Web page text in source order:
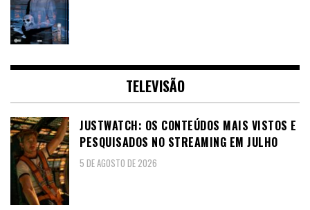
TELEVISÃO
JUSTWATCH: OS CONTEÚDOS MAIS VISTOS E
PESQUISADOS NO STREAMING EM JULHO
5 DE AGOSTO DE 2026